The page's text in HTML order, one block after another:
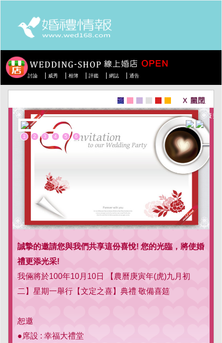
討論 威秀 相簿 評鑑 網誌 通告
1 2 3 4 5 6
誠摯的邀請您與我們共享這份喜悅! 您的光臨，將使婚
禮更添光采!
我倆將於100年10月10日 【農曆庚寅年(虎)九月初
二】星期一舉行【文定之喜】典禮 敬備喜筵
恕邀
●席設 : 幸福大禮堂